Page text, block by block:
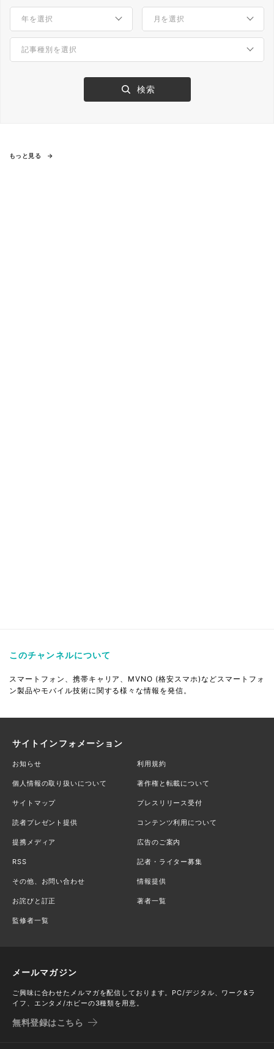
もっと見る
このチャンネルについて
スマートフォン、携帯キャリア、MVNO (格安スマホ)などスマートフォ
ン製品やモバイル技術に関する様々な情報を発信。
サイトインフォメーション
お知らせ 利用規約
個人情報の取り扱いについて 著作権と転載について
サイトマップ プレスリリース受付
読者プレゼント提供 コンテンツ利用について
提携メディア 広告のご案内
RSS 記者・ライター募集
その他、お問い合わせ 情報提供
お詫びと訂正 著者一覧
監修者一覧
メールマガジン
ご興味に合わせたメルマガを配信しております。PC/デジタル、ワーク&ラ
イフ、エンタメ/ホビーの3種類を用意。
無料登録はこちら